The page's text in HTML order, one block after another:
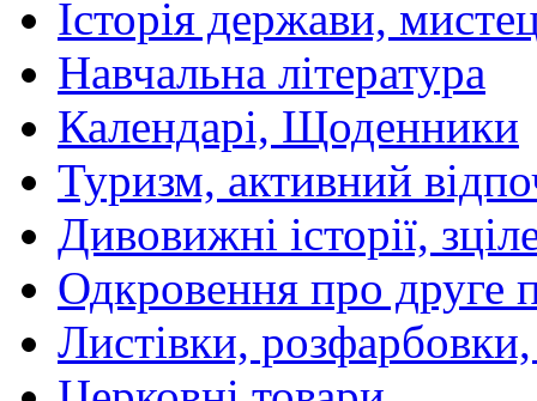
Історія держави,
Навчальна література
Календарі, Щоденники
Туризм, активний
Дивовижні історії,
Одкровення про друге
Листівки,